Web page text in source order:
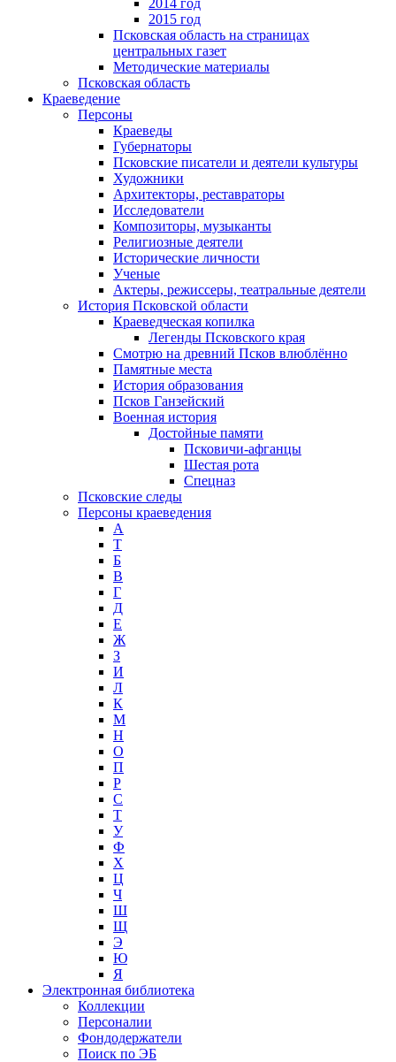
2015 год
Псковская область на страницах
центральных газет
Методические материалы
Псковская область
Краеведение
Персоны
Краеведы
Губернаторы
Псковские писатели и деятели культуры
Художники
Архитекторы, реставраторы
Исследователи
Композиторы, музыканты
Религиозные деятели
Исторические личности
Ученые
Актеры, режиссеры, театральные деятели
История Псковской области
Краеведческая копилка
Легенды Псковского края
Смотрю на древний Псков влюблённо
Памятные места
История образования
Псков Ганзейский
Военная история
Достойные памяти
Псковичи-афганцы
Шестая рота
Спецназ
Псковские следы
Персоны краеведения
А
T
Б
В
Г
Д
Е
Ж
З
И
Л
К
М
Н
О
П
Р
С
Т
У
Ф
Х
Ц
Ч
Ш
Щ
Э
Ю
Я
Электронная библиотека
Коллекции
Персоналии
Фондодержатели
Поиск по ЭБ